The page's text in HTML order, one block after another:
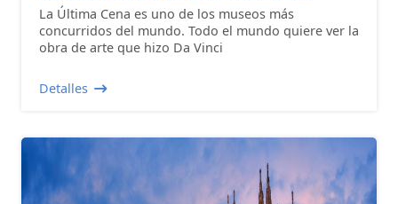
La Última Cena es uno de los museos más
concurridos del mundo. Todo el mundo quiere ver la
obra de arte que hizo Da Vinci
Detalles